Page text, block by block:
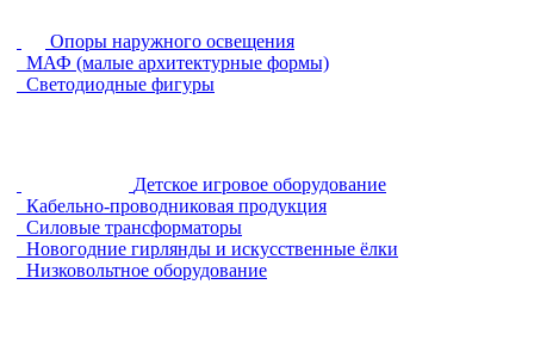
Опоры наружного освещения
МАФ (малые архитектурные формы)
Светодиодные фигуры
Детское игровое оборудование
Кабельно-проводниковая продукция
Силовые трансформаторы
Новогодние гирлянды и искусственные ёлки
Низковольтное оборудование